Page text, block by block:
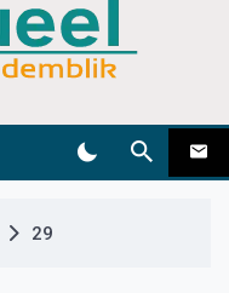
29